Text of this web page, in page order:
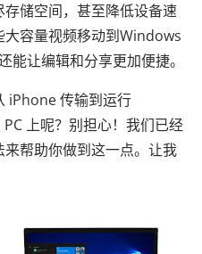
储空间，甚至降低设备速
容量视频移动到Windows
能让编辑和分享更加便捷。
iPhone 传输到运行
上呢？别担心！我们已经
帮助你做到这一点。让我